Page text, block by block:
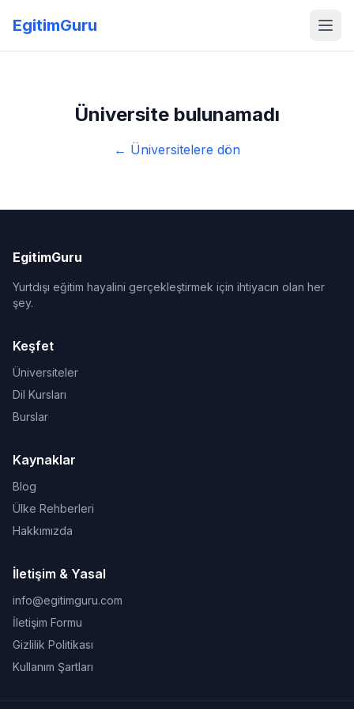
EgitimGuru
Üniversite bulunamadı
← Üniversitelere dön
EgitimGuru
Yurtdışı eğitim hayalini gerçekleştirmek için ihtiyacın olan her
şey.
Keşfet
Üniversiteler
Dil Kursları
Burslar
Kaynaklar
Blog
Ülke Rehberleri
Hakkımızda
İletişim & Yasal
info@egitimguru.com
İletişim Formu
Gizlilik Politikası
Kullanım Şartları